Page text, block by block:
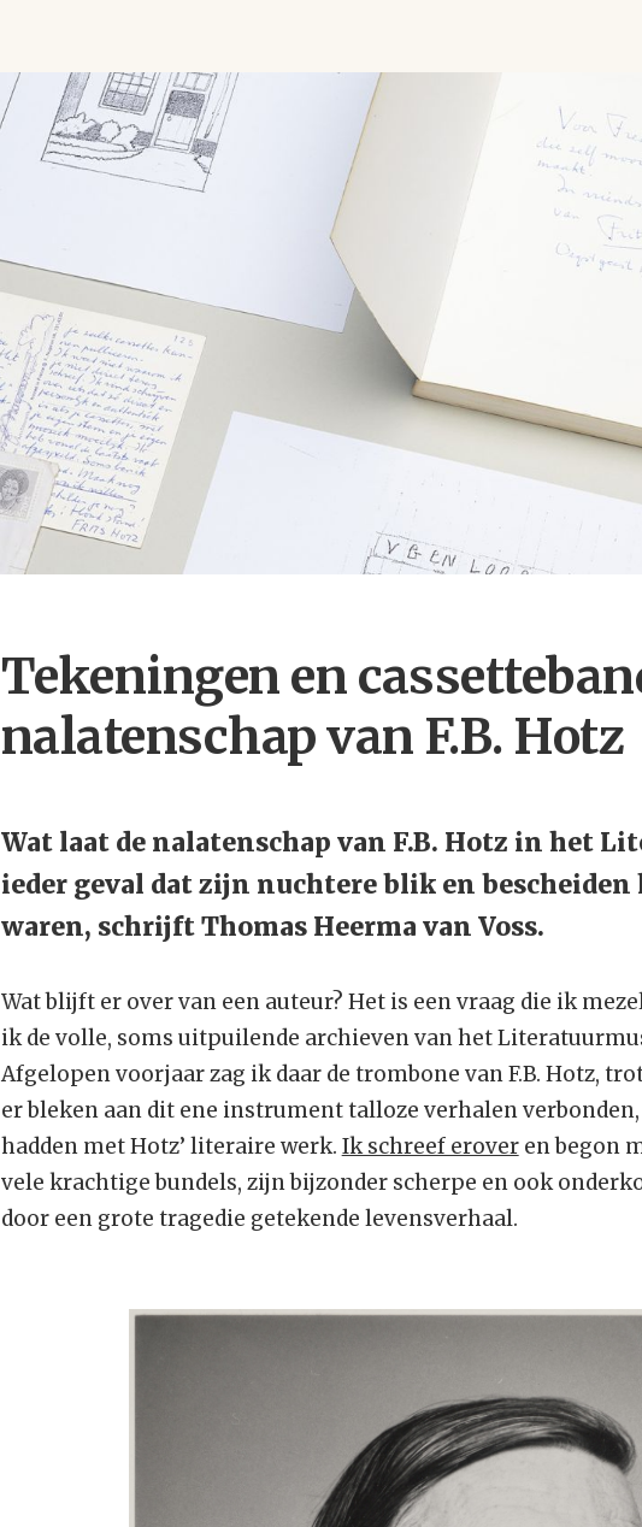
Tekeningen en
nalatenschap van F.B. Hotz
Wat laat de nalatenschap van F.B. Hotz in het
ieder geval dat zijn nuchtere blik en
waren, schrijft Thomas Heerma van Voss.
Wat blijft er over van een auteur? Het is een vraag die ik
ik de volle, soms uitpuilende archieven van het
Afgelopen voorjaar zag ik daar de trombone van F.B. Hotz,
er bleken aan dit ene instrument talloze verhalen
hadden met Hotz’ literaire werk. Ik schreef eroveren begon
vele krachtige bundels, zijn bijzonder scherpe en ook
door een grote tragedie getekende levensverhaal.